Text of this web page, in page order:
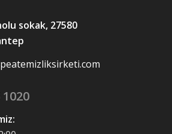
sokak, 27580
1020